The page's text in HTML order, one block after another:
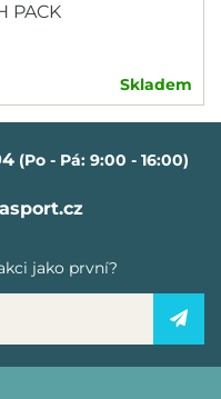
PACK
Skladem
(Po - Pá: 9:00 - 16:00)
jako první?